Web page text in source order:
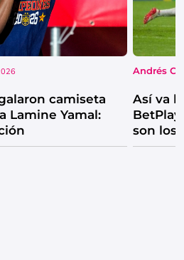
camiseta
Lamine Yamal:
Andrés
Así va
BetPlay
son los